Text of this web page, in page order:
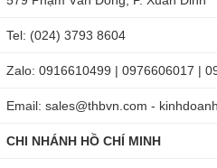
Nhóm 2
Tel: (024) 3793 8604
Zalo: 0916610499 | 0976606017 |
Email: sales@thbvn.com -
CHI NHÁNH HỒ CHÍ MINH